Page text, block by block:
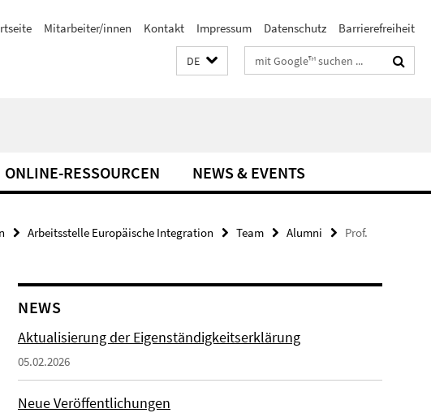
Mitarbeiter/innen Kontakt Impressum Datenschutz Barrierefreiheit
DE Suchbegriffe
ONLINE-RESSOURCEN NEWS & EVENTS
Arbeitsstelle Europäische Integration Team Alumni
Prof.
NEWS
Aktualisierung der Eigenständigkeitserklärung
05.02.2026
Neue Veröffentlichungen